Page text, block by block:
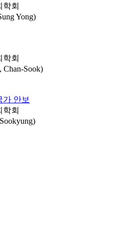
학회
Yong)
학회
Chan-Sook)
가 안보
학회